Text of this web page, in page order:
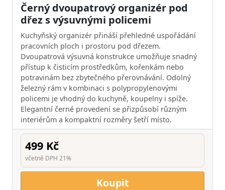
Černý dvoupatrový organizér pod
dřez s výsuvnými policemi
Kuchyňský organizér přináší přehledné uspořádání
pracovních ploch i prostoru pod dřezem.
Dvoupatrová výsuvná konstrukce umožňuje snadný
přístup k čisticím prostředkům, kořenkám nebo
potravinám bez zbytečného přerovnávání. Odolný
železný rám v kombinaci s polypropylenovými
policemi je vhodný do kuchyně, koupelny i spíže.
Elegantní černé provedení se přizpůsobí různým
interiérům a kompaktní rozměry šetří místo.
499 Kč
včetně DPH 21%
Koupit